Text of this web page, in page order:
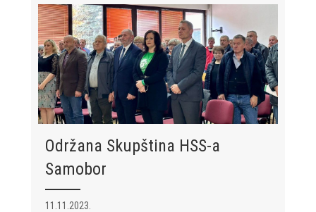
Održana Skupština HSS-a
Samobor
11.11.2023.